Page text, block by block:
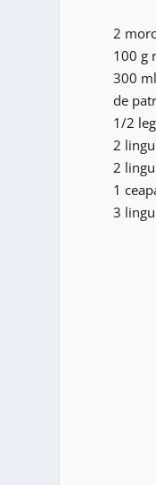
2
100 g
300
de
1/2
2
2
1
3